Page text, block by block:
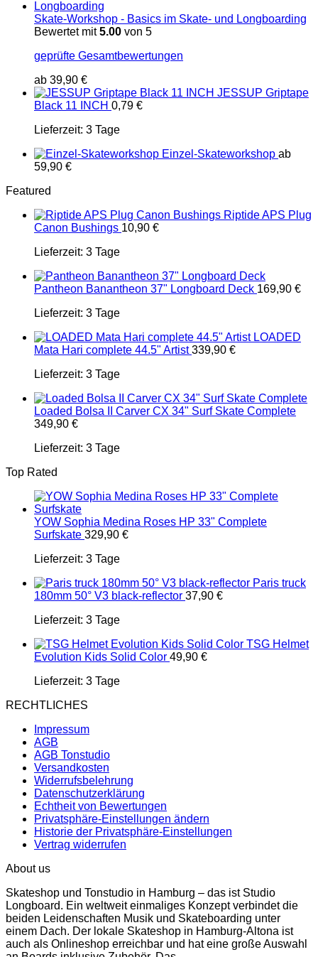
Skate-Workshop - Basics im Skate- und Longboarding
Bewertet mit5.00 von 5
geprüfte Gesamtbewertungen
ab 39,90 €
JESSUP Griptape
Black 11 INCH 0,79 €
Lieferzeit: 3 Tage
Einzel-Skateworkshop ab
59,90 €
Featured
Riptide APS Plug
Canon Bushings 10,90 €
Lieferzeit: 3 Tage
Pantheon Banantheon 37" Longboard Deck 169,90 €
Lieferzeit: 3 Tage
LOADED
Mata Hari complete 44.5" Artist 339,90 €
Lieferzeit: 3 Tage
Loaded Bolsa II Carver CX 34" Surf Skate Complete
349,90 €
Lieferzeit: 3 Tage
Top Rated
YOW Sophia Medina Roses HP 33" Complete
Surfskate 329,90 €
Lieferzeit: 3 Tage
Paris truck
180mm 50° V3 black-reflector 37,90 €
Lieferzeit: 3 Tage
TSG Helmet
Evolution Kids Solid Color 49,90 €
Lieferzeit: 3 Tage
RECHTLICHES
Impressum
AGB
AGB Tonstudio
Versandkosten
Widerrufsbelehrung
Datenschutzerklärung
Echtheit von Bewertungen
Privatsphäre-Einstellungen ändern
Historie der Privatsphäre-Einstellungen
Vertrag widerrufen
About us
Skateshop und Tonstudio in Hamburg – das ist Studio
Longboard. Ein weltweit einmaliges Konzept verbindet die
beiden Leidenschaften Musik und Skateboarding unter
einem Dach. Der lokale Skateshop in Hamburg-Altona ist
auch als Onlineshop erreichbar und hat eine große Auswahl